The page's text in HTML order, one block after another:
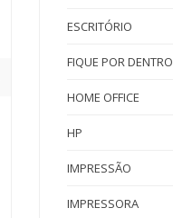
ESCRITÓRIO
FIQUE POR DENTRO
HOME OFFICE
HP
IMPRESSÃO
IMPRESSORA